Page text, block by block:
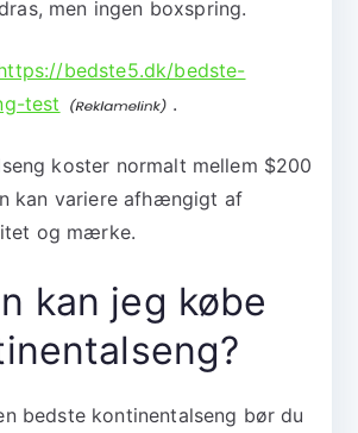
men ingen boxspring.
bedste5.dk/bedste-
test
.
koster normalt mellem $200
kan variere afhængigt af
og mærke.
kan jeg købe
bedste kontinentalseng bør du